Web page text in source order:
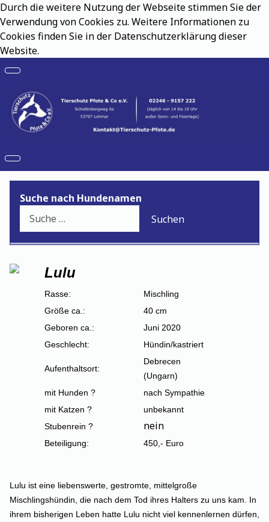
Durch die weitere Nutzung der Webseite stimmen Sie der
Verwendung von Cookies zu. Weitere Informationen zu
Cookies finden Sie in der Datenschutzerklärung dieser
Website.
Suche nach Hundenamen
Suchen
Lulu
Rasse:
Mischling
Größe ca.:
40 cm
Geboren ca.:
Juni 2020
Geschlecht:
Hündin/kastriert
Aufenthaltsort:
Debrecen
(Ungarn)
mit Hunden ?
nach Sympathie
mit Katzen ?
unbekannt
Stubenrein ?
nein
Beteiligung: 450,- Euro
Lulu ist eine liebenswerte, gestromte, mittelgroße
Mischlingshündin, die nach dem Tod ihres Halters zu uns kam. In
ihrem bisherigen Leben hatte Lulu nicht viel kennenlernen dürfen,